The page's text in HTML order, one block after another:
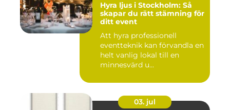
Hyra ljus i Stockholm: Så
skapar du rätt stämning för
ditt event
Att hyra professionell
eventteknik kan förvandla en
helt vanlig lokal till en
minnesvärd u...
03. jul